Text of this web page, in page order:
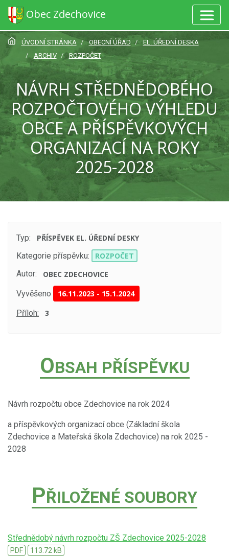
Obec Zdechovice
ÚVODNÍ STRÁNKA OBECNÍ ÚŘAD
EL. ÚŘEDNÍ DESKA
ARCHIV
ROZPOČET
NÁVRH STŘEDNĚDOBÉHO
ROZPOČTOVÉHO VÝHLEDU
OBCE A PŘÍSPĚVKOVÝCH
ORGANIZACÍ NA ROKY
2025-2028
Typ:
PŘÍSPĚVEK EL. ÚŘEDNÍ DESKY
Kategorie příspěvku:
ROZPOČET
Autor:
OBEC ZDECHOVICE
Vyvěšeno 16.11.2023 - 15.1.2024
Příloh: 3
OBSAH PŘÍSPĚVKU
Návrh rozpočtu obce Zdechovice na rok 2024
a příspěvkových organizací obce (Základní škola
Zdechovice a Mateřská škola Zdechovice) na rok 2025 -
2028
PŘILOŽENÉ SOUBORY
Střednědobý návrh rozpočtu ZŠ Zdechovice 2025-2028
PDF 113.72 kB